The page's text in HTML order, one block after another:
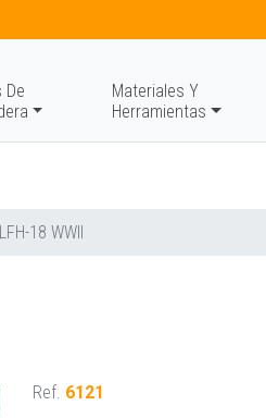
De
Materiales Y
Herramientas
18 WWII
Ref. 6121